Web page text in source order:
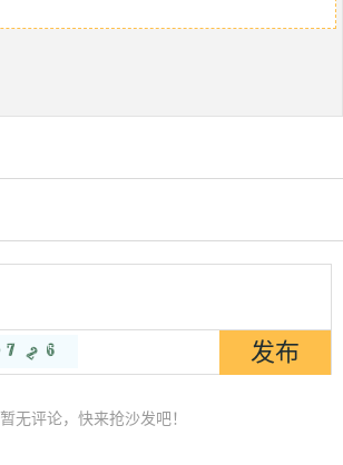
暂无评论，快来抢沙发吧！